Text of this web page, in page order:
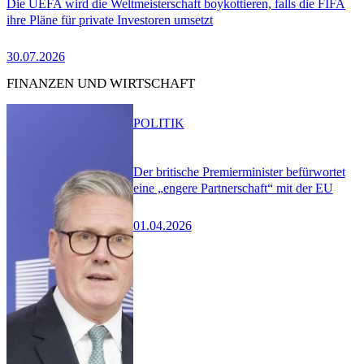
Die UEFA wird die Weltmeisterschaft boykottieren, falls die FIFA
ihre Pläne für private Investoren umsetzt
30.07.2026
FINANZEN UND WIRTSCHAFT
Der britische Premierminister befürwortet
eine „engere Partnerschaft“ mit der EU
01.04.2026
POLITIK